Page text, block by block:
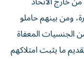
ومن بينهم حاملو
من الجنسيات المعفاة
ما يثبت امتلاكهم